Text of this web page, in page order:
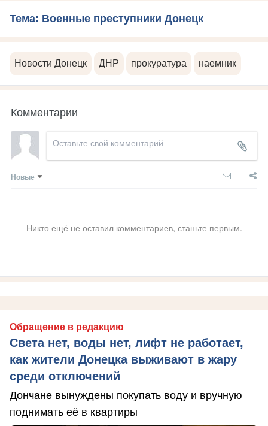
Тема: Военные преступники Донецк
Новости Донецк ДНР прокуратура наемник
Комментарии
Новые
Никто ещё не оставил комментариев, станьте первым.
Обращение в редакцию
Света нет, воды нет, лифт не работает,
как жители Донецка выживают в жару
среди отключений
Дончане вынуждены покупать воду и вручную
поднимать её в квартиры